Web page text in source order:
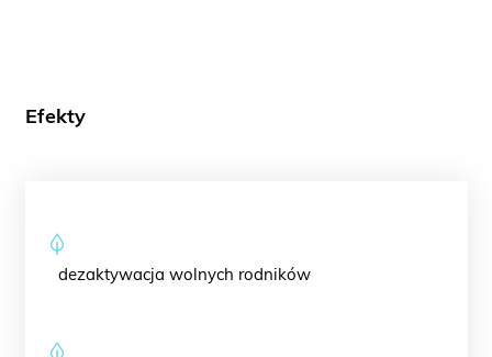
Efekty
dezaktywacja wolnych rodników